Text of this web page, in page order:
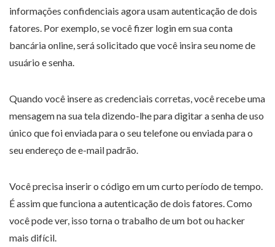
informações confidenciais agora usam autenticação de dois
fatores. Por exemplo, se você fizer login em sua conta
bancária online, será solicitado que você insira seu nome de
usuário e senha.
Quando você insere as credenciais corretas, você recebe uma
mensagem na sua tela dizendo-lhe para digitar a senha de uso
único que foi enviada para o seu telefone ou enviada para o
seu endereço de e-mail padrão.
Você precisa inserir o código em um curto período de tempo.
É assim que funciona a autenticação de dois fatores. Como
você pode ver, isso torna o trabalho de um bot ou hacker
mais difícil.